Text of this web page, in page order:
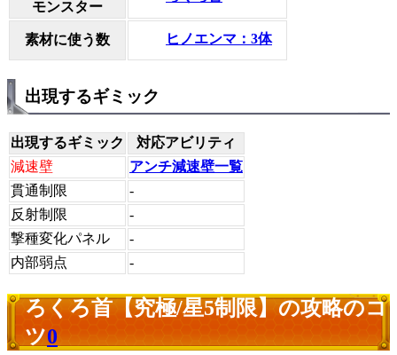
モンスター
素材に使う数 ヒノエンマ：3体
出現するギミック
出現するギミック
対応アビリティ
減速壁
アンチ減速壁一覧
貫通制限
-
反射制限
-
撃種変化パネル
-
内部弱点
-
ろくろ首【究極/星5制限】の攻略のコ
ツ0